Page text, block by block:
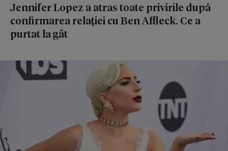
Jennifer Lopez a atras toate privirile după
confirmarea relației cu Ben Affleck. Ce a
purtat la gât